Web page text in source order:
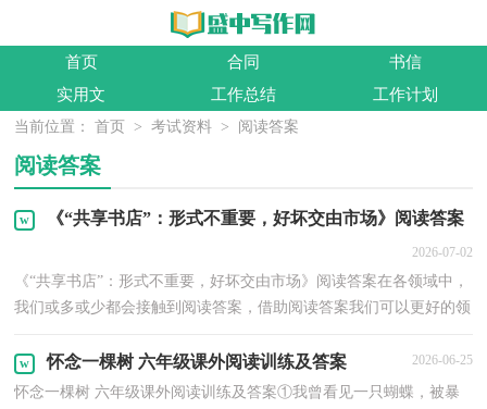
首页 合同
书信
实用文
工作总结 工作计划
当前位置： 首页 > 考试资料 > 阅读答案
阅读答案
《“共享书店”：形式不重要，好坏交由市场》阅读答案
2026-07-02
《“共享书店”：形式不重要，好坏交由市场》阅读答案在各领域中，
我们或多或少都会接触到阅读答案，借助阅读答案我们可以更好的领
怀念一棵树 六年级课外阅读训练及答案 2026-06-25
怀念一棵树 六年级课外阅读训练及答案①我曾看见一只蝴蝶，被暴